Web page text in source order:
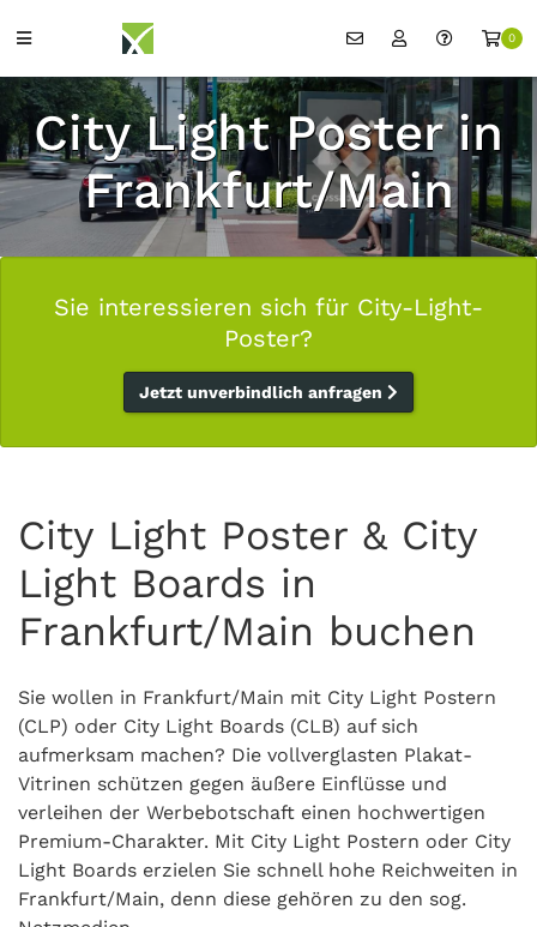
0
City Light Poster in
Frankfurt/Main
Sie interessieren sich für City-Light-
Poster?
Jetzt unverbindlich anfragen
City Light Poster & City
Light Boards in
Frankfurt/Main buchen
Sie wollen in Frankfurt/Main mit City Light Postern
(CLP) oder City Light Boards (CLB) auf sich
aufmerksam machen? Die vollverglasten Plakat-
Vitrinen schützen gegen äußere Einflüsse und
verleihen der Werbebotschaft einen hochwertigen
Premium-Charakter. Mit City Light Postern oder City
Light Boards erzielen Sie schnell hohe Reichweiten in
Frankfurt/Main, denn diese gehören zu den sog.